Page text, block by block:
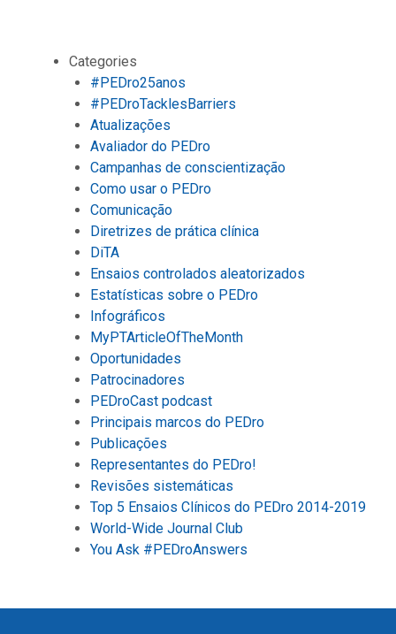
Categories
#PEDro25anos
#PEDroTacklesBarriers
Atualizações
Avaliador do PEDro
Campanhas de conscientização
Como usar o PEDro
Comunicação
Diretrizes de prática clínica
DiTA
Ensaios controlados aleatorizados
Estatísticas sobre o PEDro
Infográficos
MyPTArticleOfTheMonth
Oportunidades
Patrocinadores
PEDroCast podcast
Principais marcos do PEDro
Publicações
Representantes do PEDro!
Revisões sistemáticas
Top 5 Ensaios Clínicos do PEDro 2014-2019
World-Wide Journal Club
You Ask #PEDroAnswers